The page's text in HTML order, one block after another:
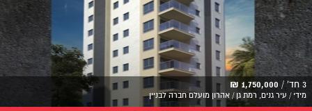
3 חד' / 1,750,000 ₪
מידי / עיר גנים, רמת גן / אהרון מועלם חברה לבניין